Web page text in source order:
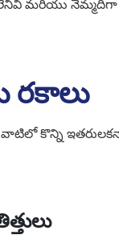
మరియు నెమ్మదిగా
రకాలు
వాటిలో కొన్ని